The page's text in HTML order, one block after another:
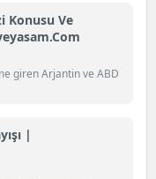
Konusu Ve
giren Arjantin ve ABD
|